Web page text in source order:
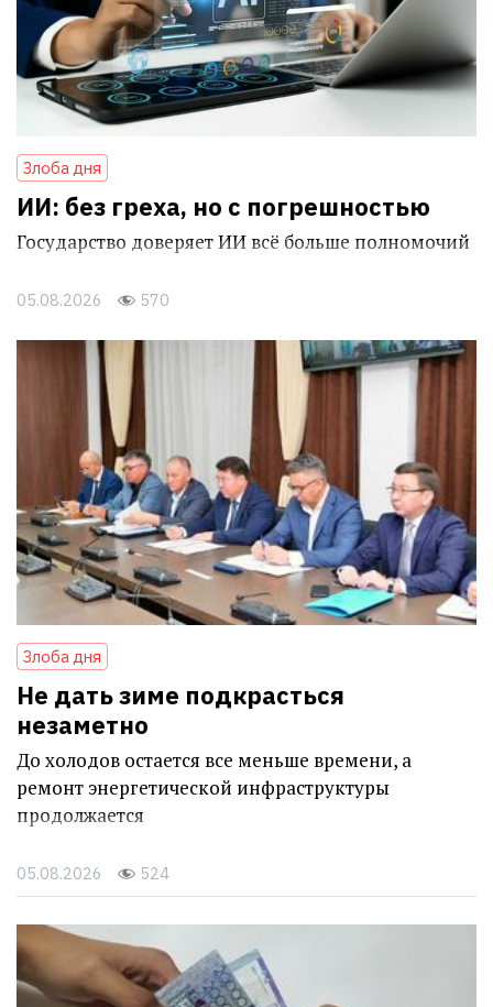
Злоба дня
ИИ: без греха, но с погрешностью
Государство доверяет ИИ всё больше полномочий
05.08.2026 570
Злоба дня
Не дать зиме подкрасться
незаметно
До холодов остается все меньше времени, а
ремонт энергетической инфраструктуры
продолжается
05.08.2026 524